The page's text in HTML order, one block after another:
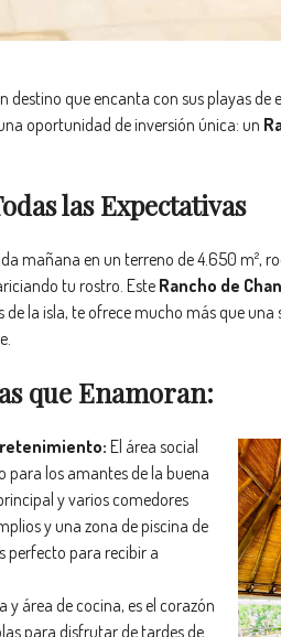
destino que encanta con sus playas
oportunidad de inversión única: un
las Expectativas
mañana en un terreno de 4.650 m²,
tu rostro. Este Rancho de
de la isla, te ofrece mucho más que
que Enamoran:
El área social
para los amantes de la buena
y varios comedores
y una zona de piscina de
perfecto para recibir a
y área de cocina, es el corazón
para disfrutar de tardes de